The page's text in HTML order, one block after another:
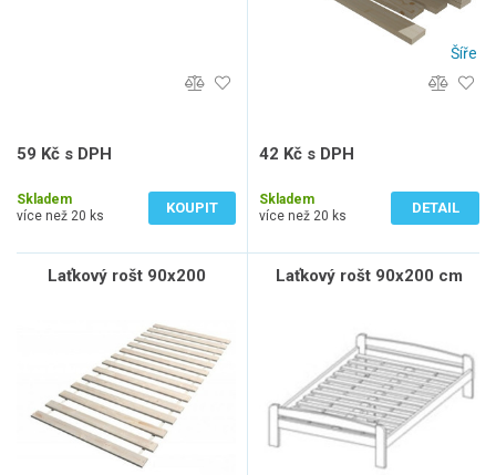
59 Kč s DPH
Skladem
více než 20 ks
KOUPIT
Šíře
42 Kč s DPH
Skladem
více než 20 ks
DETAIL
Laťkový rošt 90x200 Laťkový rošt 90x200 cm